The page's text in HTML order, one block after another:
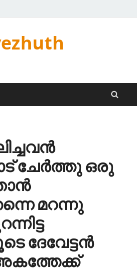
ചേർത്തു ഒരു
മറന്നു
ദേവേട്ടൻ